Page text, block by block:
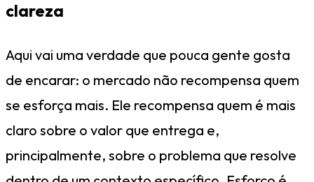
clareza
Aqui vai uma verdade que pouca gente gosta
de encarar: o mercado não recompensa quem
se esforça mais. Ele recompensa quem é mais
claro sobre o valor que entrega e,
principalmente, sobre o problema que resolve